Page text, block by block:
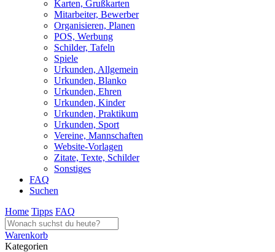
Karten, Grußkarten
Mitarbeiter, Bewerber
Organisieren, Planen
POS, Werbung
Schilder, Tafeln
Spiele
Urkunden, Allgemein
Urkunden, Blanko
Urkunden, Ehren
Urkunden, Kinder
Urkunden, Praktikum
Urkunden, Sport
Vereine, Mannschaften
Website-Vorlagen
Zitate, Texte, Schilder
Sonstiges
FAQ
Suchen
Home Tipps FAQ
Warenkorb
Kategorien